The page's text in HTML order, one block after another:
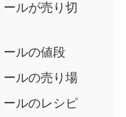
ルが売り切
ルの値段
ルの売り場
ルのレシピ